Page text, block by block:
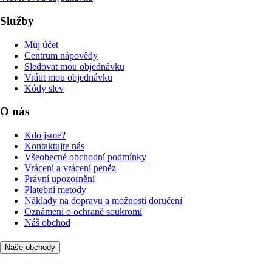
Služby
Můj účet
Centrum nápovědy
Sledovat mou objednávku
Vrátit mou objednávku
Kódy slev
O nás
Kdo jsme?
Kontaktujte nás
Všeobecné obchodní podmínky
Vrácení a vrácení peněz
Právní upozornění
Platební metody
Náklady na dopravu a možnosti doručení
Oznámení o ochraně soukromí
Náš obchod
Naše obchody